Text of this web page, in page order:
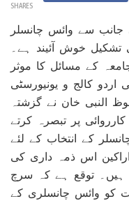
SHARES
جانب سے وائس چانسلر
تشکیل خوش آئیند ہے۔
کے مسائل کا موثر
کالج و یونیورسٹی
النبی خان نے گزشتہ
پر تبصرہ کرتے
کے انتخاب کے لئے
اس ذمہ داری کی
ہیں۔ توقع ہے کہ سرچ
کو وائس چانسلری کے